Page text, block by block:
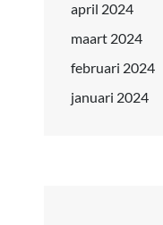
april 2024
maart 2024
februari 2024
januari 2024